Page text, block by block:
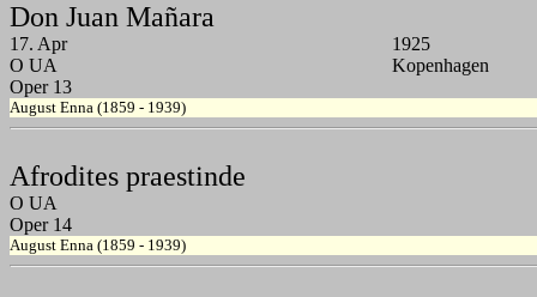
Don Juan Mañara
17. Apr
1925
O UA
Kopenhagen
Oper 13
August Enna (1859 - 1939)
Afrodites praestinde
O UA
Oper 14
August Enna (1859 - 1939)